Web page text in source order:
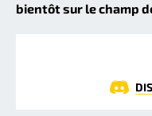
bientôt sur le champ